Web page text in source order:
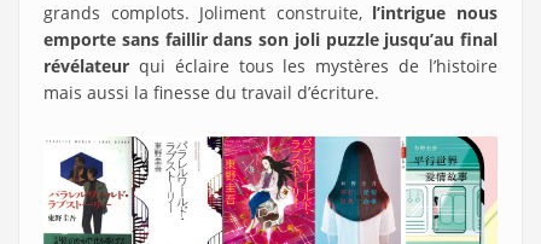
grands complots. Joliment construite,l’intrigue nous
emporte sans faillir dans son joli puzzle jusqu’au final
révélateur qui éclaire tous les mystères de l’histoire
mais aussi la finesse du travail d’écriture.